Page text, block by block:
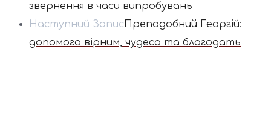
звернення в часи випробувань
Наступний ЗаписПреподобний Георгій:
допомога вірним, чудеса та благодать